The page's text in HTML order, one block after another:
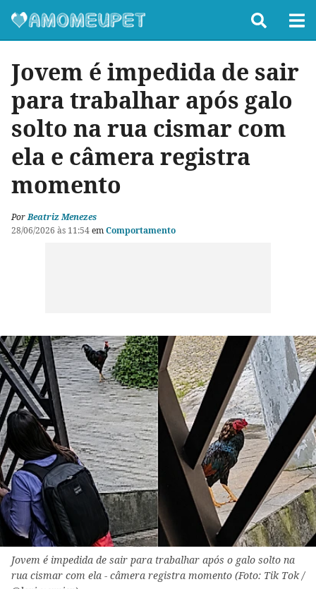
Jovem é impedida de sair
para trabalhar após galo
solto na rua cismar com
ela e câmera registra
momento
PorBeatriz Menezes
28/06/2026 às 11:54emComportamento
Jovem é impedida de sair para trabalhar após o galo solto na
rua cismar com ela - câmera registra momento (Foto: Tik Tok /